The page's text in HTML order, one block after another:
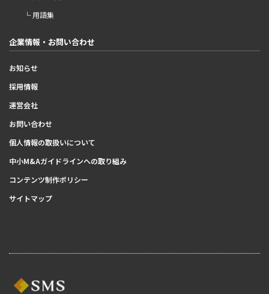
└ 用語集
企業情報・お問い合わせ
お知らせ
採用情報
運営会社
お問い合わせ
個人情報の取扱いについて
中小M&Aガイドラインへの取り組み
コンテンツ制作ポリシー
サイトマップ